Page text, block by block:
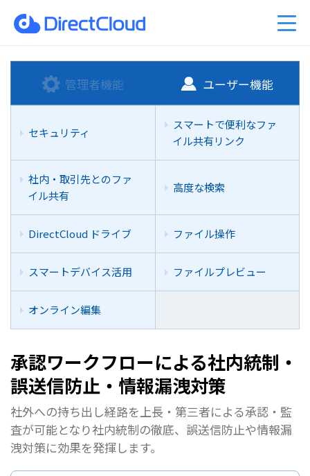
のクラウド移行 ファイル共有・コラボレーション
DirectCloud ストレージ階層化
Business 料金プラン DirectCloud AIの料金プラン
の料金プラン 導入をご検討の方へ
比較
ント情報
あるご質問
い合わせ
管理者機能 ユーザー機能
セキュリティ
スマートで便利なファ
イル共有リンク
社内・取引先とのファ
イル共有
高度な検索
DirectCloud ドライブ ファイル操作
スマートデバイス活用 ファイルプレビュー
オンライン編集
承認ワークフローによる社内統制・
誤送信防止・情報漏洩対策
社外への持ち出し経路を上長・第三者による承認・監
査が可能となり社内統制の徹底、 誤送信防止や情報漏
洩対策に効果を発揮します。